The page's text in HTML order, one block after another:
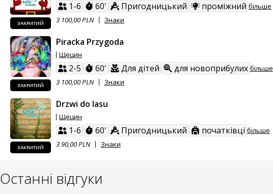
ЗАКРИТИЙ
1-6 60' Пригодницький проміжний більше
З 100,00 PLN
Знаки
ЗАКРИТИЙ
Piracka Przygoda
Щецин
2-5 60' Для дітей для новоприбулих більше
З 100,00 PLN
Знаки
ЗАКРИТИЙ
Drzwi do lasu
Щецин
1-6 60' Пригодницький початківці більше
З 90,00 PLN
Знаки
Останні відгуки